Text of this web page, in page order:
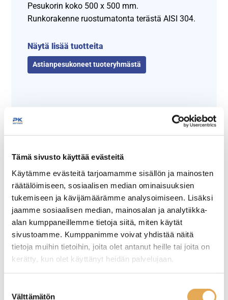
Tämä sivusto käyttää evästeitä
Käytämme evästeitä tarjoamamme sisällön ja mainosten
räätälöimiseen, sosiaalisen median ominaisuuksien
tukemiseen ja kävijämäärämme analysoimiseen. Lisäksi
jaamme sosiaalisen median, mainosalan ja analytiikka-
alan kumppaneillemme tietoja siitä, miten käytät
sivustoamme. Kumppanimme voivat yhdistää näitä
tietoja muihin tietoihin, joita olet antanut heille tai joita on
kerätty, kun olet käyttänyt heidän palvelujaan.
Välttämätön
Pesukorin koko 500 x 500 mm.
Runkorakenne ruostumatonta terästä AISI 304.
Näytä lisää tuotteita
Astianpesukoneet tuoteryhmästä
Tämäkin laite sopivasti
rahoituksella
TUTUSTU ›